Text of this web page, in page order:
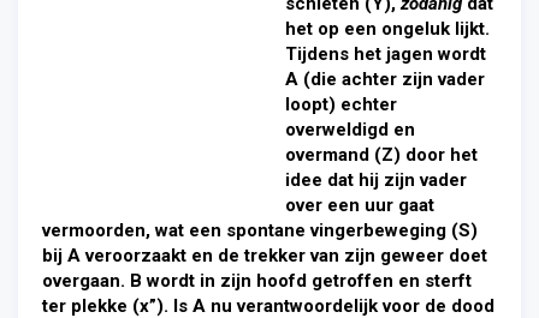
het op een ongeluk lijkt.
Tijdens het jagen wordt
A (die achter zijn vader
loopt) echter
overweldigd en
overmand (Z) door het
idee dat hij zijn vader
over een uur gaat
vermoorden, wat een spontane vingerbeweging (S)
bij A veroorzaakt en de trekker van zijn geweer doet
overgaan. B wordt in zijn hoofd getroffen en sterft
ter plekke (x”). Is A nu verantwoordelijk voor de dood